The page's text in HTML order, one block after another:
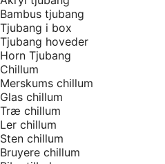
Bambus tjubang
Tjubang i box
Tjubang hoveder
Horn Tjubang
Chillum
Merskums chillum
Glas chillum
Træ chillum
Ler chillum
Sten chillum
Bruyere chillum